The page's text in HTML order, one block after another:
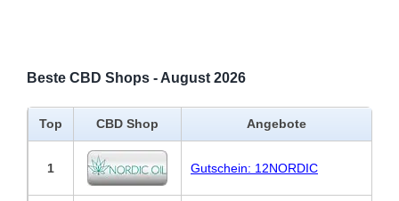
Beste CBD Shops - August 2026
Top CBD Shop Angebote
1 Gutschein: 12NORDIC